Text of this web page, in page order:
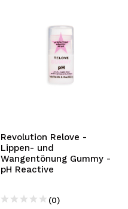
Revolution Relove -
Lippen- und
Wangentönung Gummy -
pH Reactive
(0)